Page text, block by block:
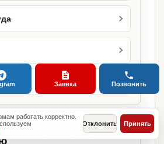
по этому
работать корректно.
Отклонить Принять
Заявка Позвонить